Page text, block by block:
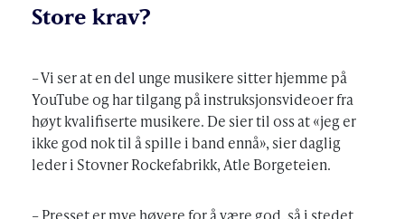
Store krav?
– Vi ser at en del unge musikere sitter hjemme på
YouTube og har tilgang på instruksjonsvideoer fra
høyt kvalifiserte musikere. De sier til oss at «jeg er
ikke god nok til å spille i band ennå», sier daglig
leder i Stovner Rockefabrikk, Atle Borgeteien.
– Presset er mye høyere for å være god, så i stedet